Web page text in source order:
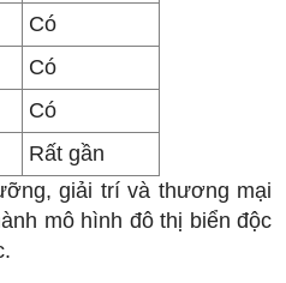
Có
Có
Có
Rất gần
giải trí và thương mại
mô hình đô thị biển độc